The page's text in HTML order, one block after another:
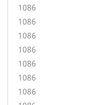
1086
1086
1086
1086
1086
1086
1086